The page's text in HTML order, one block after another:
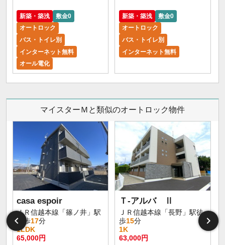
新築・築浅
敷金0
オートロック
バス・トイレ別
インターネット無料
オール電化
新築・築浅
敷金0
オートロック
バス・トイレ別
インターネット無料
マイスターＭと類似のオートロック物件
casa espoir
ＪＲ信越本線「篠ノ井」駅
徒歩17分
1LDK
65,000円
Ｔ-アルバ Ⅱ
ＪＲ信越本線「長野」駅徒
歩15分
1K
63,000円